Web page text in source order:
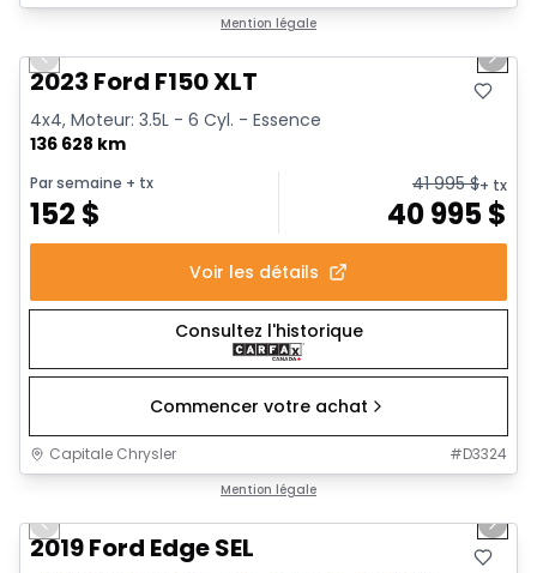
Mention légale
Previous slide Next
2023 Ford F150 XLT
4x4, Moteur: 3.5L - 6 Cyl. - Essence
136 628 km
Par semaine + tx
152 $
41 995$+ tx
40 995$
Voir les détails
Consultez l'historique
Commencer votre achat
Capitale Chrysler #D3324
Mention légale
Vidéo disponible
Previous slide Next
2019 Ford Edge SEL